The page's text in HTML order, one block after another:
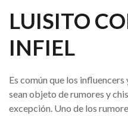
LUISITO
INFIEL
Es común que los
sean objeto de rumores y
excepción. Uno de los